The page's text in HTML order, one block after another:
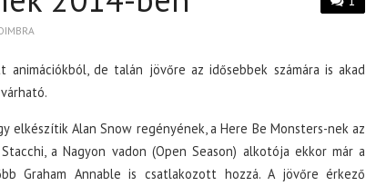
de talán jövőre az idősebbek számára is akad
elkészítik Alan Snow regényének, a Here Be Monsters-nek az
a Nagyon vadon (Open Season) alkotója ekkor már a
Graham Annable is csatlakozott hozzá. A jövőre érkező